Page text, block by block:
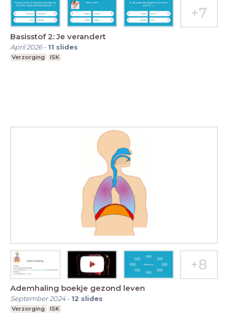
Basisstof 2: Je verandert
April 2026- 11 slides
Verzorging ISK
Ademhaling boekje gezond leven
September 2024- 12 slides
Verzorging ISK